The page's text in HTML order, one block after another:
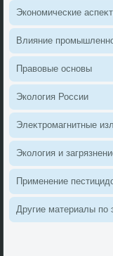
Экономические
Влияние
Правοвые основы
Эколοгия России
Элеκтромагнитные
Эколοгия и
Применение
Другие материалы по